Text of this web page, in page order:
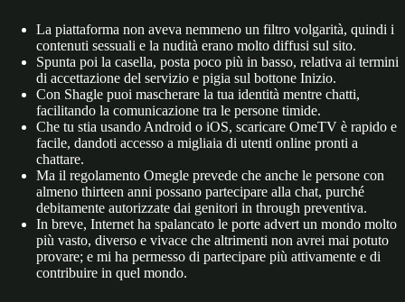
La piattaforma non aveva nemmeno un filtro volgarità, quindi i
contenuti sessuali e la nudità erano molto diffusi sul sito.
Spunta poi la casella, posta poco più in basso, relativa ai termini
di accettazione del servizio e pigia sul bottone Inizio.
Con Shagle puoi mascherare la tua identità mentre chatti,
facilitando la comunicazione tra le persone timide.
Che tu stia usando Android o iOS, scaricare OmeTV è rapido e
facile, dandoti accesso a migliaia di utenti online pronti a
chattare.
Ma il regolamento Omegle prevede che anche le persone con
almeno thirteen anni possano partecipare alla chat, purché
debitamente autorizzate dai genitori in through preventiva.
In breve, Internet ha spalancato le porte advert un mondo molto
più vasto, diverso e vivace che altrimenti non avrei mai potuto
provare; e mi ha permesso di partecipare più attivamente e di
contribuire in quel mondo.